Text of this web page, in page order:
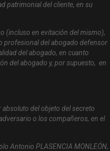
patrimonial del cliente, en su
(incluso en evitación del mismo),
profesional del abogado defensor
del abogado, en cuanto
del abogado y, por supuesto, en
del objeto del secreto
o los compañeros, en el
Antonio PLASENCIA MONLEÓN,